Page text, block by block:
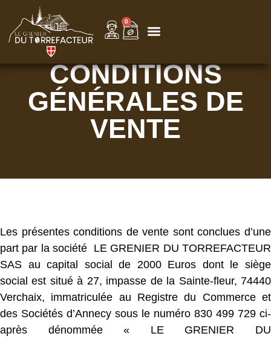
0
CONDITIONS
GÉNÉRALES DE
VENTE
Les présentes conditions de vente sont conclues d’une
part par la société LE GRENIER DU TORREFACTEUR
SAS au capital social de 2000 Euros dont le siège
social est situé à 27, impasse de la Sainte-fleur, 74440
Verchaix, immatriculée au Registre du Commerce et
des Sociétés d’Annecy sous le numéro 830 499 729 ci-
après dénommée « LE GRENIER DU